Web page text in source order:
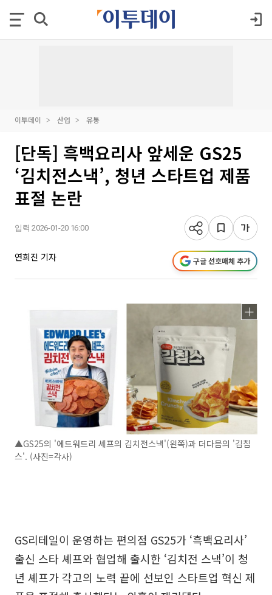
이투데이 산업 유통
[단독] 흑백요리사 앞세운 GS25
‘김치전스낵’, 청년 스타트업 제품
표절 논란
입력 2026-01-20 16:00
연희진 기자 구글 선호매체 추가
▲GS25의 '에드워드리 셰프의 김치전스낵'(왼쪽)과 더다믐의 '김칩
스'. (사진=각사)
GS리테일이 운영하는 편의점 GS25가 ‘흑백요리사’
출신 스타 셰프와 협업해 출시한 ‘김치전 스낵’이 청
년 셰프가 각고의 노력 끝에 선보인 스타트업 혁신 제